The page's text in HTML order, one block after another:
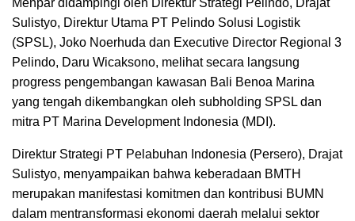
Sulistyo, Direktur Utama PT Pelindo Solusi Logistik
(SPSL), Joko Noerhuda dan Executive Director Regional 3
Pelindo, Daru Wicaksono, melihat secara langsung
progress pengembangan kawasan Bali Benoa Marina
yang tengah dikembangkan oleh subholding SPSL dan
mitra PT Marina Development Indonesia (MDI).
Direktur Strategi PT Pelabuhan Indonesia (Persero), Drajat
Sulistyo, menyampaikan bahwa keberadaan BMTH
merupakan manifestasi komitmen dan kontribusi BUMN
dalam mentransformasi ekonomi daerah melalui sektor